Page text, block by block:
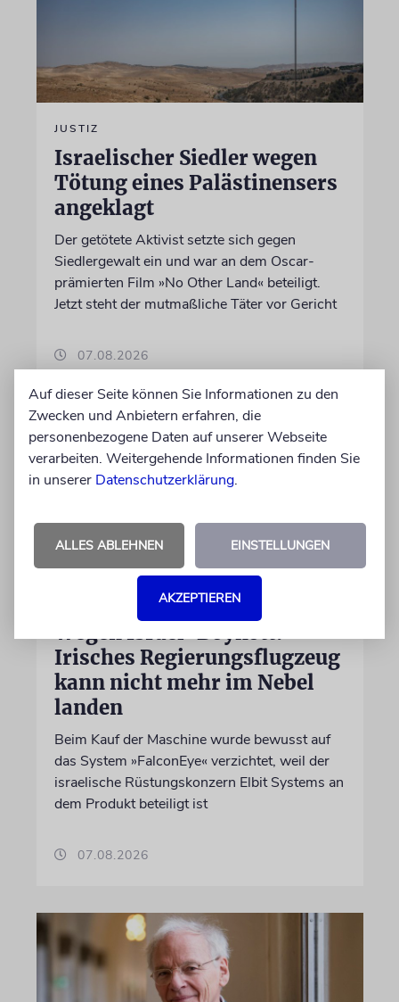
JUSTIZ
Israelischer Siedler wegen
Tötung eines Palästinensers
angeklagt
Der getötete Aktivist setzte sich gegen
Siedlergewalt ein und war an dem Oscar-
prämierten Film »No Other Land« beteiligt.
Jetzt steht der mutmaßliche Täter vor Gericht
07.08.2026
Irisches Regierungsflugzeug
kann nicht mehr im Nebel
landen
Beim Kauf der Maschine wurde bewusst auf
das System »FalconEye« verzichtet, weil der
israelische Rüstungskonzern Elbit Systems an
dem Produkt beteiligt ist
07.08.2026
Auf dieser Seite können Sie Informationen zu den
Zwecken und Anbietern erfahren, die
personenbezogene Daten auf unserer Webseite
verarbeiten. Weitergehende Informationen finden Sie
in unserer Datenschutzerklärung.
ALLES ABLEHNEN EINSTELLUNGEN
AKZEPTIEREN